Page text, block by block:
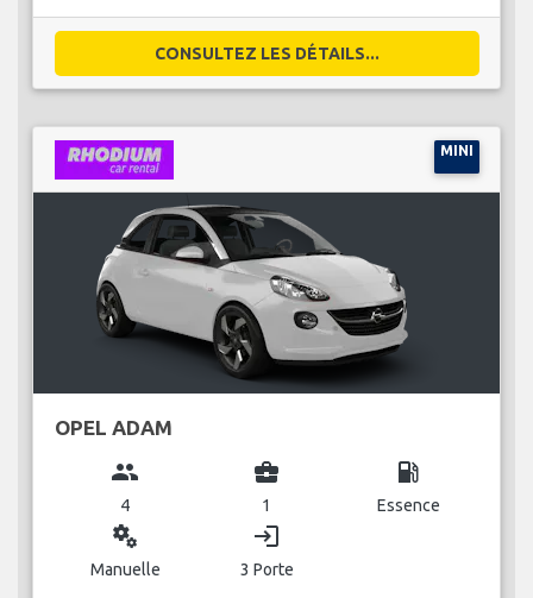
CONSULTEZ LES DÉTAILS...
MINI
OPEL ADAM
group
4
business_center
1
local_gas_station
Essence
miscellaneous_services
Manuelle
login
3 Porte